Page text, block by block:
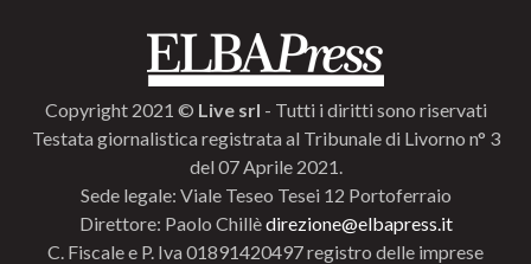
Copyright 2021 © Live srl - Tutti i diritti sono riservati
Testata giornalistica registrata al Tribunale di Livorno n° 3
del 07 Aprile 2021.
Sede legale: Viale Teseo Tesei 12 Portoferraio
Direttore: Paolo Chillèdirezione@elbapress.it
C. Fiscale e P. Iva 01891420497 registro delle imprese